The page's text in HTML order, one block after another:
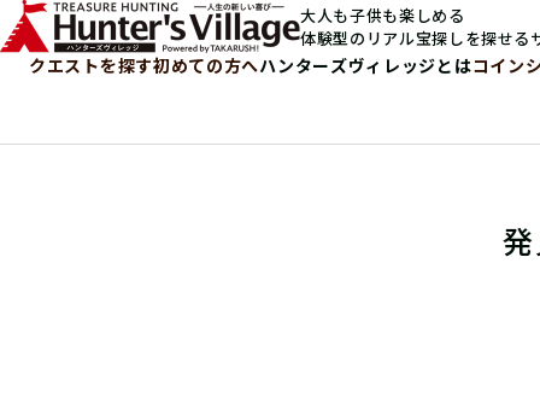
大人も子供も楽しめる
体験型のリアル宝探しを探せる
クエストを探す初めての方へハンターズヴィレッジとはコイン